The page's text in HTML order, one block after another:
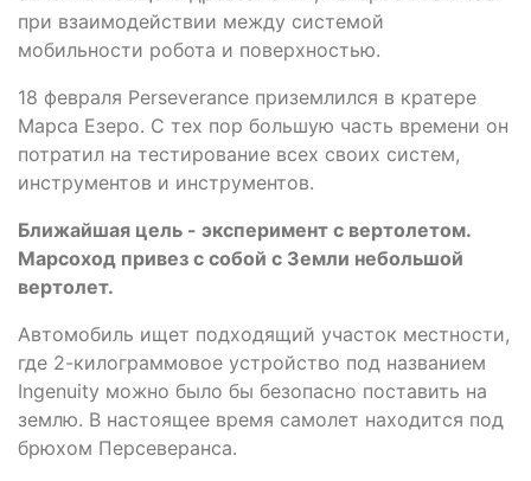
при взаимодействии между системой
мобильности робота и поверхностью.
18 февраля Perseverance приземлился в кратере
Марса Езеро. С тех пор большую часть времени он
потратил на тестирование всех своих систем,
инструментов и инструментов.
Ближайшая цель - эксперимент с вертолетом.
Марсоход привез с собой с Земли небольшой
вертолет.
Автомобиль ищет подходящий участок местности,
где 2-килограммовое устройство под названием
Ingenuity можно было бы безопасно поставить на
землю. В настоящее время самолет находится под
брюхом Персеверанса.